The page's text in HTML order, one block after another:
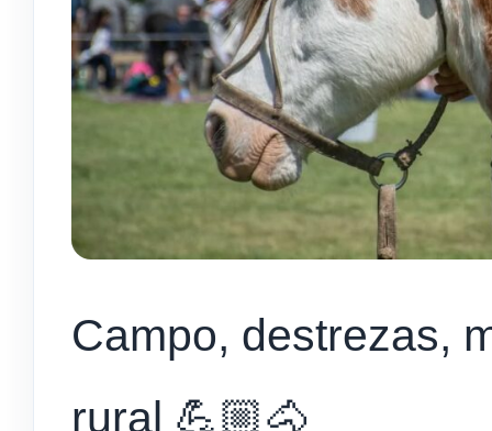
Campo, destrezas,
rural 💪🏼🐴